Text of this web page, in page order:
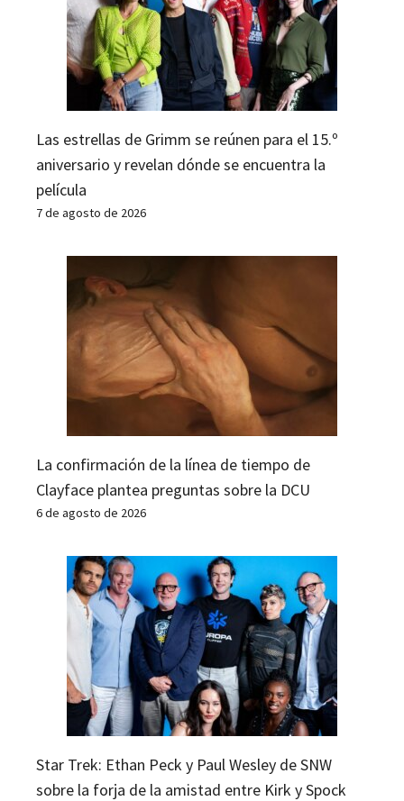
Las estrellas de Grimm se reúnen para el 15.º
aniversario y revelan dónde se encuentra la
película
7 de agosto de 2026
La confirmación de la línea de tiempo de
Clayface plantea preguntas sobre la DCU
6 de agosto de 2026
Star Trek: Ethan Peck y Paul Wesley de SNW
sobre la forja de la amistad entre Kirk y Spock